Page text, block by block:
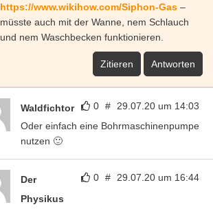
https://www.wikihow.com/Siphon-Gas –
müsste auch mit der Wanne, nem Schlauch
und nem Waschbecken funktionieren.
Zitieren Antworten
0 # 29.07.20 um 14:03
Waldfichtor
Oder einfach eine Bohrmaschinenpumpe
nutzen 🙂
0 # 29.07.20 um 16:44
Der
Physikus